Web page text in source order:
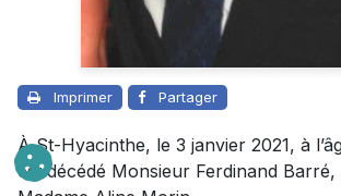
Imprimer Partager
À St-Hyacinthe, le 3 janvier 2021, à
est décédé Monsieur Ferdinand Barré,